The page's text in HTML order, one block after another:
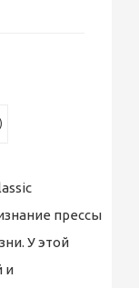
прессы
У этой
и